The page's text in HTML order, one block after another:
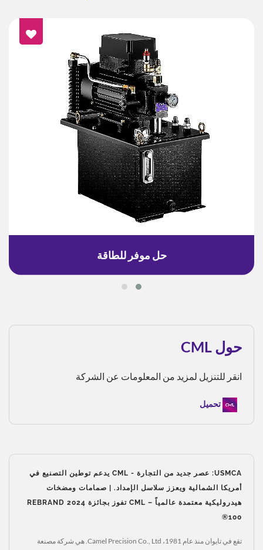
حل موفر للطاقة
حول CML
انقر للتنزيل لمزيد من المعلومات عن الشركة
تحميل
USMCA: عصر جديد من التجارة - CML يدعم توطين التصنيع في
أمريكا الشمالية ويعزز سلاسل الإمداد. | صمامات ومضخات
هيدروليكية معتمدة عالمياً – CML تفوز بجائزة 2024 REBRAND
100®
تقع في تايوان منذ عام 1981، Camel Precision Co., Ltd. هي شركة مصنعة